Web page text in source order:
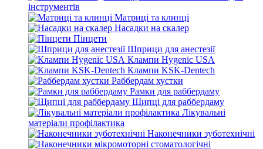
інструментів
Матриці та клинці
Насадки на скалер
Пінцети
Шприци для анестезії
Клампи Hygenic USA
Клампи KSK-Dentech
Раббердам хустки
Рамки для раббердаму
Щипці для раббердаму
Лікувальні
матеріали профілактика
Наконечники зуботехнічні